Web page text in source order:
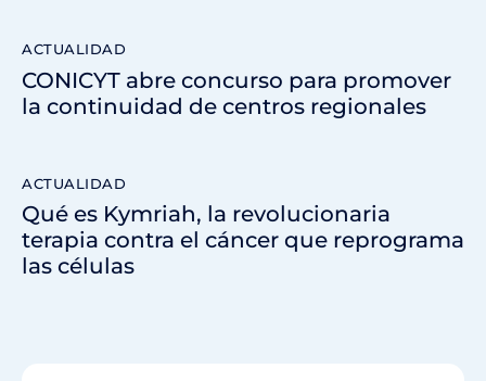
ACTUALIDAD
CONICYT abre concurso para promover
la continuidad de centros regionales
ACTUALIDAD
Qué es Kymriah, la revolucionaria
terapia contra el cáncer que reprograma
las células